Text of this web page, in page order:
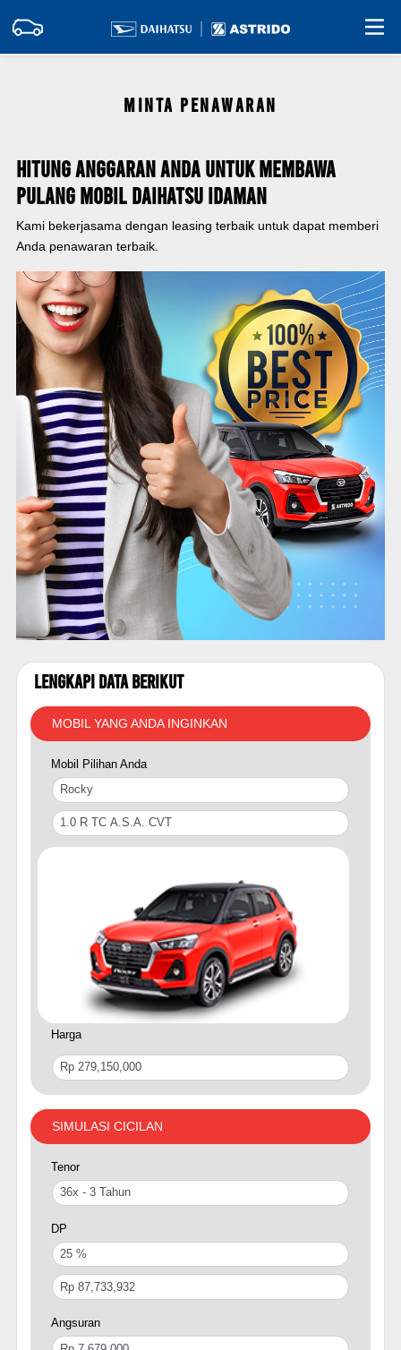
MINTA PENAWARAN
Hitung Anggaran Anda Untuk Membawa
Pulang Mobil Daihatsu Idaman
Kami bekerjasama dengan leasing terbaik untuk dapat memberi
Anda penawaran terbaik.
Lengkapi Data Berikut
MOBIL YANG ANDA INGINKAN
Mobil Pilihan Anda
Harga
SIMULASI CICILAN
Tenor
DP
Angsuran